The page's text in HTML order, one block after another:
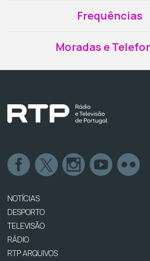
Frequências
Moradas e
NOTÍCIAS
DESPORTO
TELEVISÃO
RÁDIO
RTP ARQUIVOS